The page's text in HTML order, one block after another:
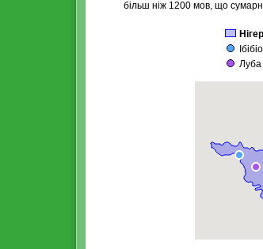
більш ніж 1200 мов, що
Ібібіо
Луба